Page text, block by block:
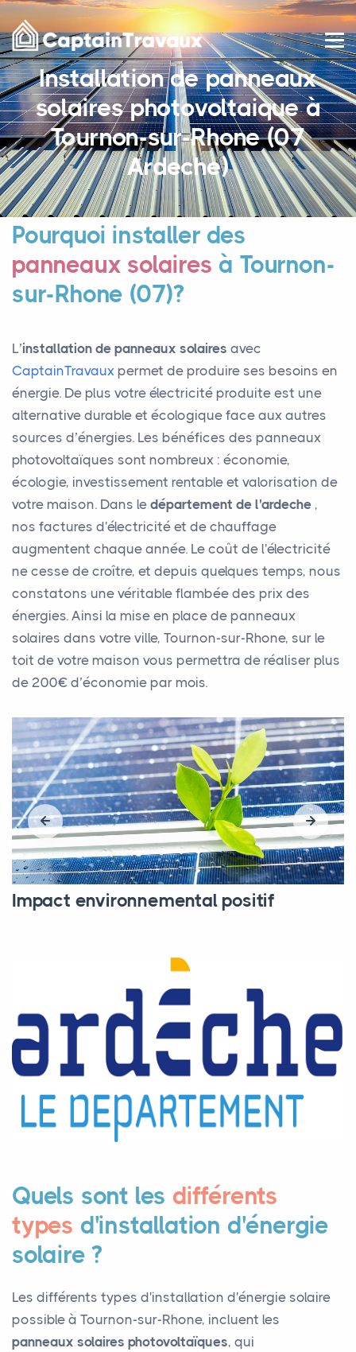
Installation de panneaux
solaires photovoltaique à
Tournon-sur-Rhone (07
Ardeche)
Pourquoi installer des
panneaux solaires à Tournon-
sur-Rhone (07)?
L’installation de panneaux solaires avec
CaptainTravaux permet de produire ses besoins en
énergie. De plus votre électricité produite est une
alternative durable et écologique face aux autres
sources d’énergies. Les bénéfices des panneaux
photovoltaïques sont nombreux : économie,
écologie, investissement rentable et valorisation de
votre maison. Dans le département de l'ardeche ,
nos factures d'électricité et de chauffage
augmentent chaque année. Le coût de l'électricité
ne cesse de croître, et depuis quelques temps, nous
constatons une véritable flambée des prix des
énergies. Ainsi la mise en place de panneaux
solaires dans votre ville, Tournon-sur-Rhone, sur le
toit de votre maison vous permettra de réaliser plus
de 200€ d’économie par mois.
Impact environnemental positif
Quels sont les différents
types d'installation d'énergie
solaire ?
Les différents types d'installation d'énergie solaire
possible à Tournon-sur-Rhone, incluent les
panneaux solaires photovoltaïques, qui